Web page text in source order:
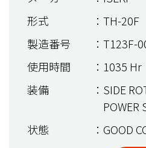
形式
：TH-20F
製造番号
：T123F-
使用時間
：1035 Hr
装備
：SIDE
POWER
状態
：GOOD